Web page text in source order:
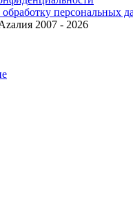
обработку персональных
2007 - 2026